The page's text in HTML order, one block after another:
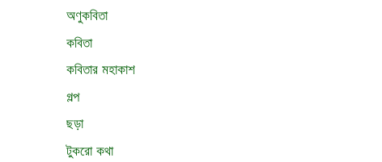
অণুকবিতা
কবিতা
কবিতার মহাকাশ
গল্প
ছড়া
টুকরো কথা